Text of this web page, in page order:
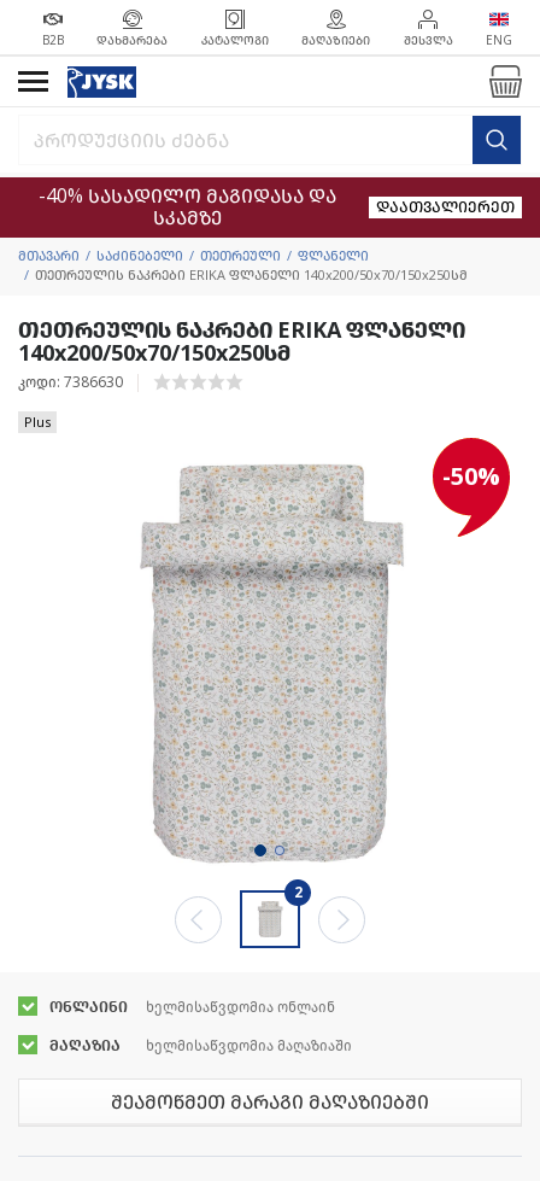
B2B ᲓᲐᲮᲛᲐᲠᲔᲑᲐ ᲙᲐᲢᲐᲚᲝᲒᲘ ᲛᲐᲦᲐᲖᲘᲔᲑᲘ ᲨᲔᲡᲕᲚᲐ ENG
-40% სასადილო მაგიდასა და
სკამზე
დაათვალიერეთ
მთავარი საძინებელი თეთრეული
ფლანელი
თეთრეულის ნაკრები ERIKA ფლანელი 140x200/50x70/150x250სმ
თეთრეულის ნაკრები ERIKA ფლანელი
140x200/50x70/150x250სმ
კოდი: 7386630
Plus
-50%
2
ონლაინი ხელმისაწვდომია ონლაინ
მაღაზია ხელმისაწვდომია მაღაზიაში
შეამოწმეთ მარაგი მაღაზიებში